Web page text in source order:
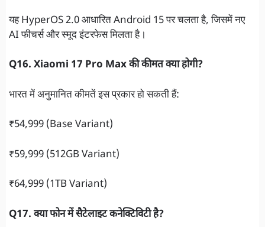
यह HyperOS 2.0 आधारित Android 15 पर चलता है, जिसमें नए
AI फीचर्स और स्मूद इंटरफेस मिलता है।
Q16. Xiaomi 17 Pro Max की कीमत क्या होगी?
भारत में अनुमानित कीमतें इस प्रकार हो सकती हैं:
₹54,999 (Base Variant)
₹59,999 (512GB Variant)
₹64,999 (1TB Variant)
Q17. क्या फोन में सैटेलाइट कनेक्टिविटी है?